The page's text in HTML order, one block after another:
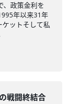
、政策金利を
年以来31年
ットそして私
戦闘終結合